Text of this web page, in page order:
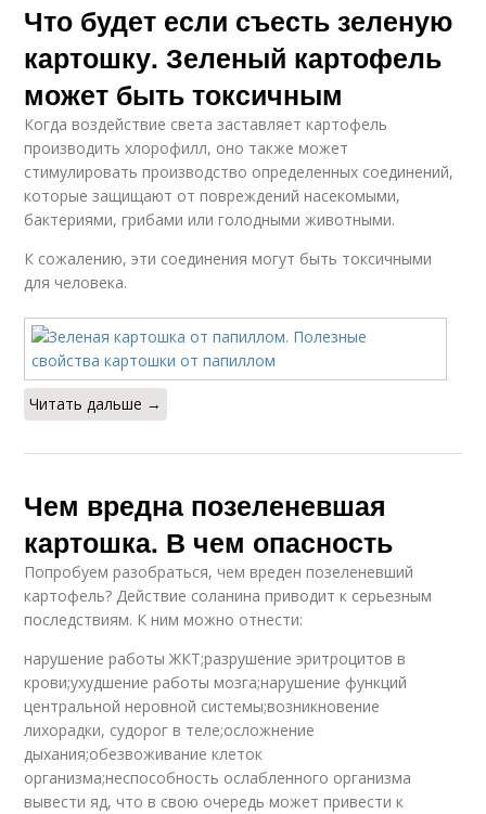
Что будет если съесть зеленую
картошку. Зеленый картофель
может быть токсичным
Когда воздействие света заставляет картофель
производить хлорофилл, оно также может
стимулировать производство определенных соединений,
которые защищают от повреждений насекомыми,
бактериями, грибами или голодными животными.
К сожалению, эти соединения могут быть токсичными
для человека.
Читать дальше →
Чем вредна позеленевшая
картошка. В чем опасность
Попробуем разобраться, чем вреден позеленевший
картофель? Действие соланина приводит к серьезным
последствиям. К ним можно отнести:
нарушение работы ЖКТ;разрушение эритроцитов в
крови;ухудшение работы мозга;нарушение функций
центральной неровной системы;возникновение
лихорадки, судорог в теле;осложнение
дыхания;обезвоживание клеток
организма;неспособность ослабленного организма
вывести яд, что в свою очередь может привести к